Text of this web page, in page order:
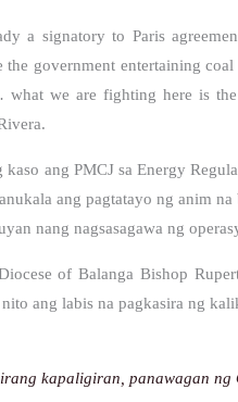
a signatory to Paris
the government entertaining
we are fighting here is the
kaso ang PMCJ sa Energy
ang pagtatayo ng anim
nang nagsasagawa ng
of Balanga Bishop
ang labis na pagkasira ng
kapaligiran, panawagan ng